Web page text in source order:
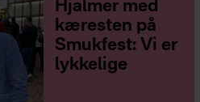
Hjalmer med
kæresten på
Smukfest: Vi er
lykkelige